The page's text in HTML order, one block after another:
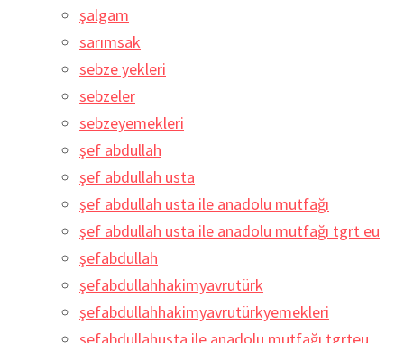
şalgam
sarımsak
sebze yekleri
sebzeler
sebzeyemekleri
şef abdullah
şef abdullah usta
şef abdullah usta ile anadolu mutfağı
şef abdullah usta ile anadolu mutfağı tgrt eu
şefabdullah
şefabdullahhakimyavrutürk
şefabdullahhakimyavrutürkyemekleri